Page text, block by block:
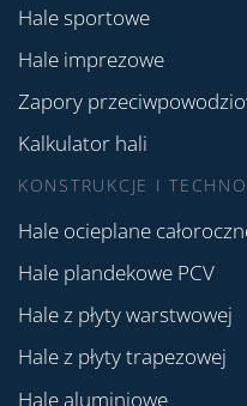
Hale sportowe
Hale imprezowe
Zapory
Kalkulator hali
KONSTRUKCJE I
Hale ocieplane
Hale plandekowe PCV
Hale z płyty warstwowej
Hale z płyty trapezowej
Hale aluminiowe